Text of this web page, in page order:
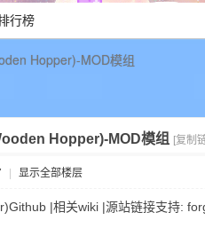
行榜
Hopper)-MOD模组
Hopper)-MOD模组 [复制
显示全部楼层
|相关wiki |源站链接支持: